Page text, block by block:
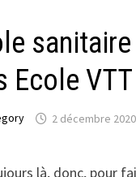
sanitaire
Ecole VTT
2 décembre 2020
là, donc, pour